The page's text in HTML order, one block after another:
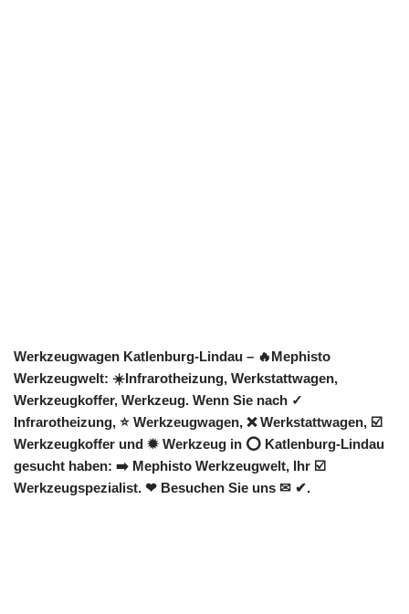
Werkzeugwagen Katlenburg-Lindau – 🔥Mephisto
Werkzeugwelt: ☀️Infrarotheizung, Werkstattwagen,
Werkzeugkoffer, Werkzeug. Wenn Sie nach ✓
Infrarotheizung, ⭐ Werkzeugwagen, ❌ Werkstattwagen, ☑️
Werkzeugkoffer und ✹ Werkzeug in ⭕ Katlenburg-Lindau
gesucht haben: ➡️ Mephisto Werkzeugwelt, Ihr ☑️
Werkzeugspezialist. ❤ Besuchen Sie uns ✉ ✔.